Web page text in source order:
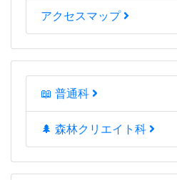
アクセスマップ
📖 普通科
🌲 森林クリエイト科